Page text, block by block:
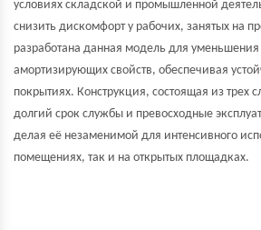
условиях складской и промышленной
снизить дискомфорт у рабочих, занятых на
разработана данная модель для
амортизирующих свойств, обеспечивая
покрытиях. Конструкция, состоящая из трех
долгий срок службы и превосходные
делая её незаменимой для интенсивного
помещениях, так и на открытых площадках.